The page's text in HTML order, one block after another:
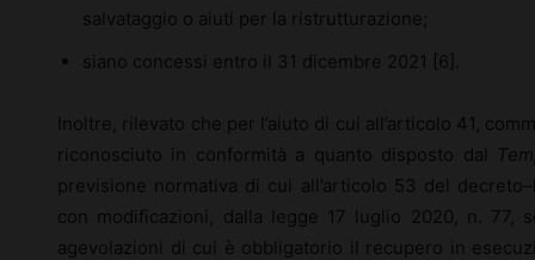
salvataggio o aiuti per la ristrutturazione;
siano concessi entro il 31 dicembre 2021 [6].
Inoltre, rilevato che per l’aiuto di cui all’articolo 41,
riconosciuto in conformità a quanto disposto dal
previsione normativa di cui all’articolo 53 del
con modificazioni, dalla legge 17 luglio 2020, n. 77,
agevolazioni di cui è obbligatorio il recupero in